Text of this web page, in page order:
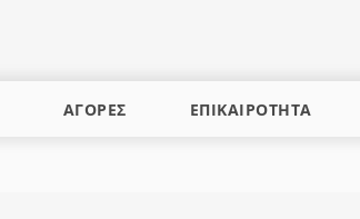
ΑΓΟΡΕΣ ΕΠΙΚΑΙΡΟΤΗΤΑ